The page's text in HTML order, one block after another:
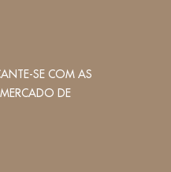
SE COM AS
DE